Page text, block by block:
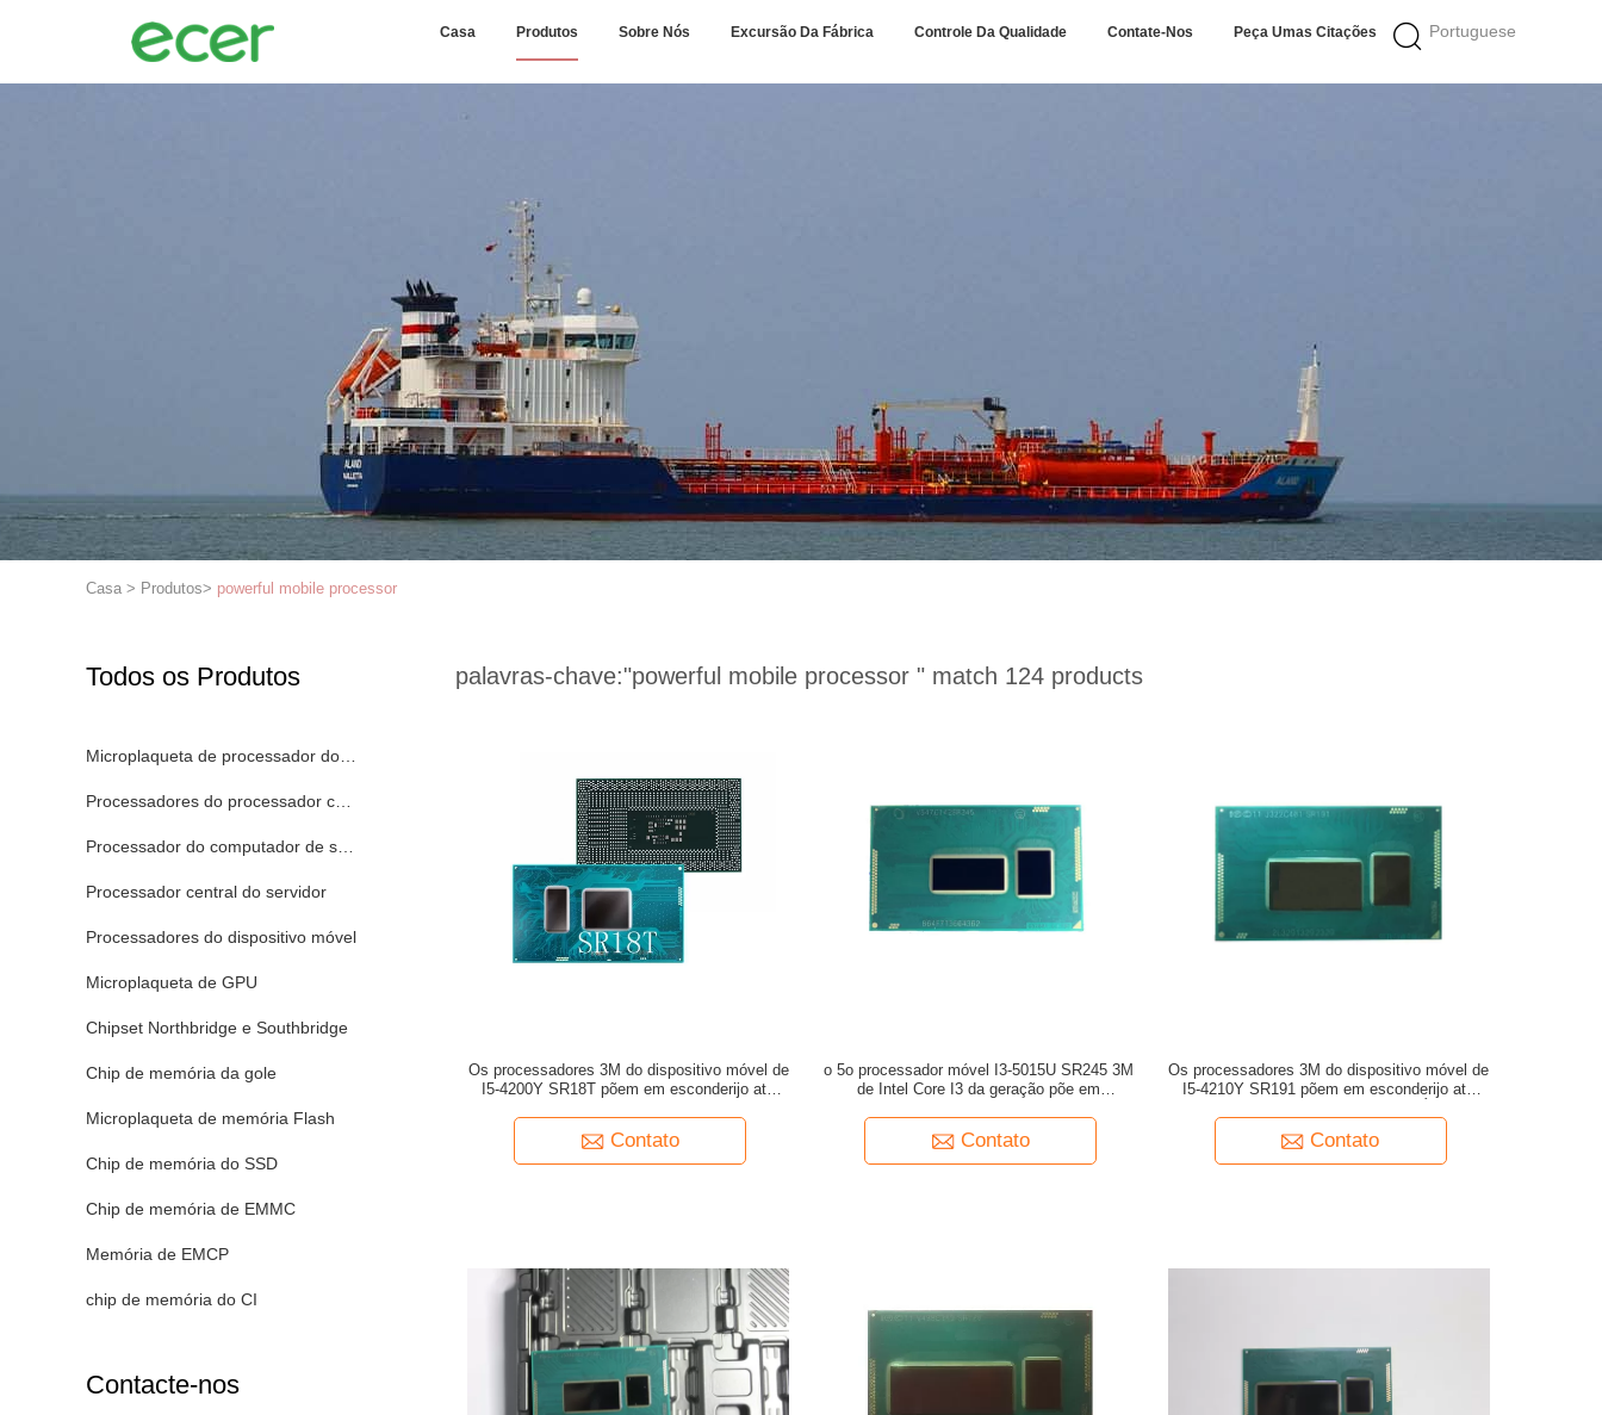
Portuguese
Casa Produtos Sobre Nós Excursão Da Fábrica Controle Da Qualidade Contate-Nos Peça Umas Citações
Casa > Produtos> powerful mobile processor
Todos os Produtos
Microplaqueta de processador do processador central
Processadores do processador central do portátil
Processador do computador de secretária
Processador central do servidor
Processadores do dispositivo móvel
Microplaqueta de GPU
Chipset Northbridge e Southbridge
Chip de memória da gole
Microplaqueta de memória Flash
Chip de memória do SSD
Chip de memória de EMMC
Memória de EMCP
chip de memória do CI
Contacte-nos
palavras-chave:"powerful mobile processor " match 124 products
Os processadores 3M do dispositivo móvel de
I5-4200Y SR18T põem em esconderijo até
Contato
o 5o processador móvel I3-5015U SR245 3M
de Intel Core I3 da geração põe em
Contato
Os processadores 3M do dispositivo móvel de
I5-4210Y SR191 põem em esconderijo até
Contato